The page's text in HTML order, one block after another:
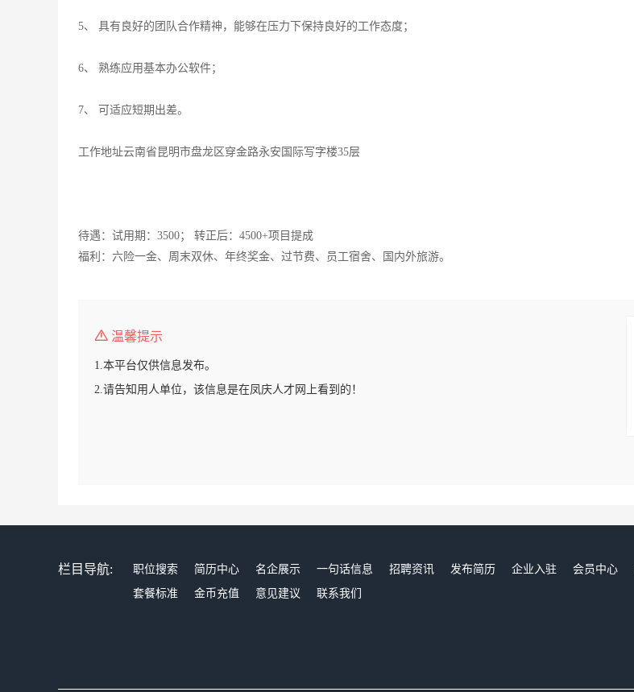
5、 具有良好的团队合作精神，能够在压力下保持良好的工作态度；
6、 熟练应用基本办公软件；
7、 可适应短期出差。
工作地址云南省昆明市盘龙区穿金路永安国际写字楼35层
待遇：试用期：3500； 转正后：4500+项目提成
福利：六险一金、周末双休、年终奖金、过节费、员工宿舍、国内外旅游。
温馨提示
1.本平台仅供信息发布。
2.请告知用人单位，该信息是在凤庆人才网上看到的！
栏目导航: 职位搜索 简历中心 名企展示 一句话信息 招聘资讯 发布简历 企业入驻 会员中心
套餐标准
金币充值 意见建议 联系我们